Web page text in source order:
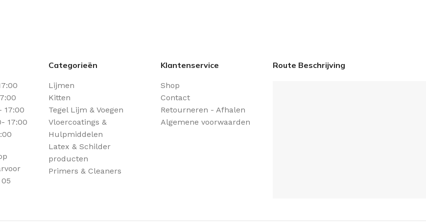
17:00
17:00
Categorieën
Lijmen
Kitten
Tegel Lijm & Voegen
Vloercoatings &
Hulpmiddelen
Latex & Schilder
producten
Primers & Cleaners
Klantenservice
Shop
Contact
Retourneren - Afhalen
Algemene voorwaarden
Route Beschrijving